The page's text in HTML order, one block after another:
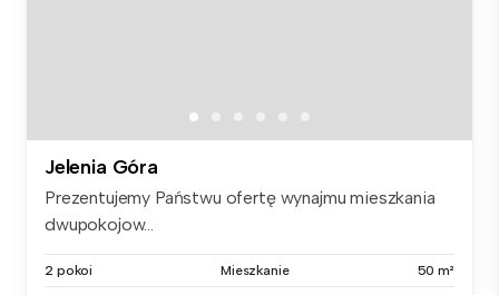
Jelenia Góra
Prezentujemy Państwu ofertę wynajmu mieszkania
dwupokojow...
2 pokoi Mieszkanie 50 m²